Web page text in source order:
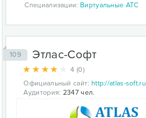
Специализации: Виртуальные АТС
109 Этлас-Софт
4 (0)
Официальный сайт: http://atlas-soft.ru
Аудитория: 2347 чел.